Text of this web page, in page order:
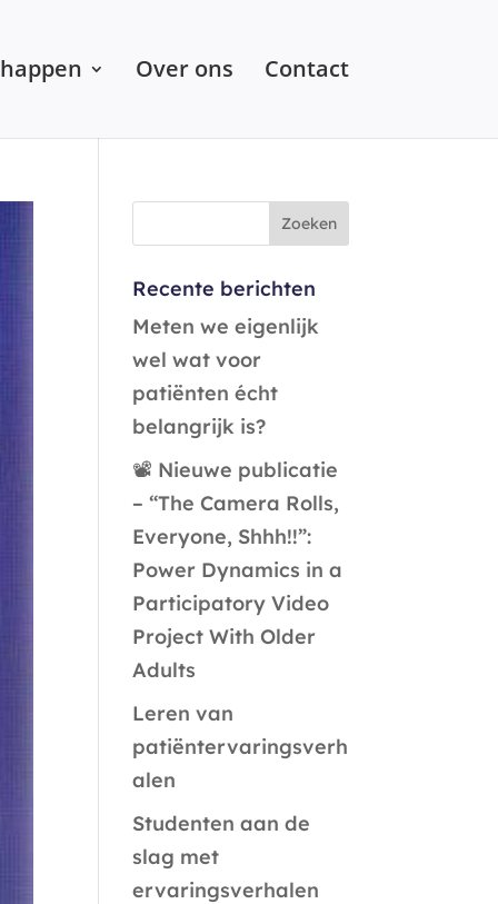
Over ons Contact
Recente berichten
Meten we eigenlijk
wel wat voor
patiënten écht
belangrijk is?
📽️ Nieuwe publicatie
– “The Camera Rolls,
Everyone, Shhh!!”:
Power Dynamics in a
Participatory Video
Project With Older
Adults
Leren van
patiëntervaringsverh
alen
Studenten aan de
slag met
ervaringsverhalen